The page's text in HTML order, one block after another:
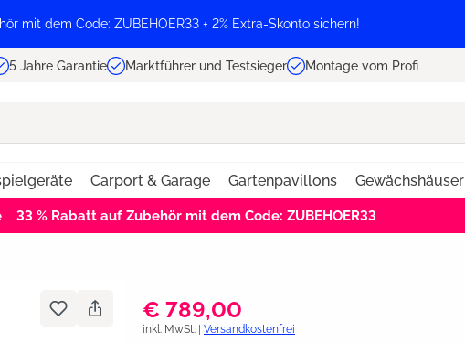
mit dem Code: ZUBEHOER33 + 2% Extra-Skonto sichern!
5 Jahre Garantie Marktführer und Testsieger Montage vom Profi
Carport & Garage Gartenpavillons Gewächshäuser
33 % Rabatt auf Zubehör mit dem Code: ZUBEHOER33
€ 789,00
inkl. MwSt. | Versandkostenfrei